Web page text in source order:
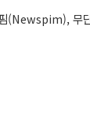
(Newspim), 무